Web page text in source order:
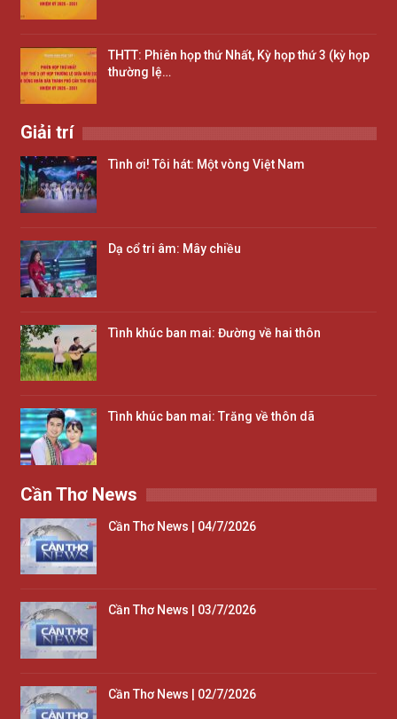
THTT: Phiên họp thứ Nhất, Kỳ họp thứ 3 (kỳ họp
thường lệ…
Giải trí
Tình ơi! Tôi hát: Một vòng Việt Nam
Dạ cổ tri âm: Mây chiều
Tình khúc ban mai: Đường về hai thôn
Tình khúc ban mai: Trăng về thôn dã
Cần Thơ News
Cần Thơ News | 04/7/2026
Cần Thơ News | 03/7/2026
Cần Thơ News | 02/7/2026